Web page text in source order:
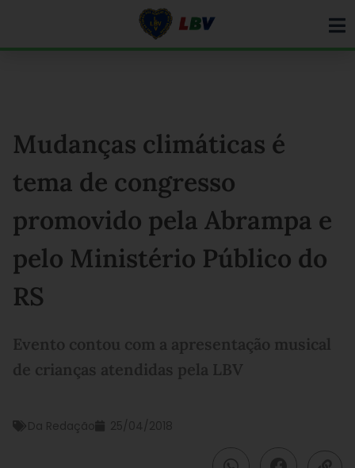
Mudanças climáticas é
tema de congresso
promovido pela Abrampa e
pelo Ministério Público do
RS
Evento contou com a apresentação musical
de crianças atendidas pela LBV
Da Redação 25/04/2018